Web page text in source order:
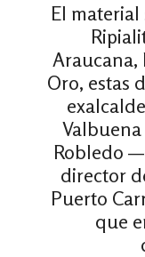
El material
Araucana,
Oro, estas
Valbuena
Robledo
director
Puerto
que